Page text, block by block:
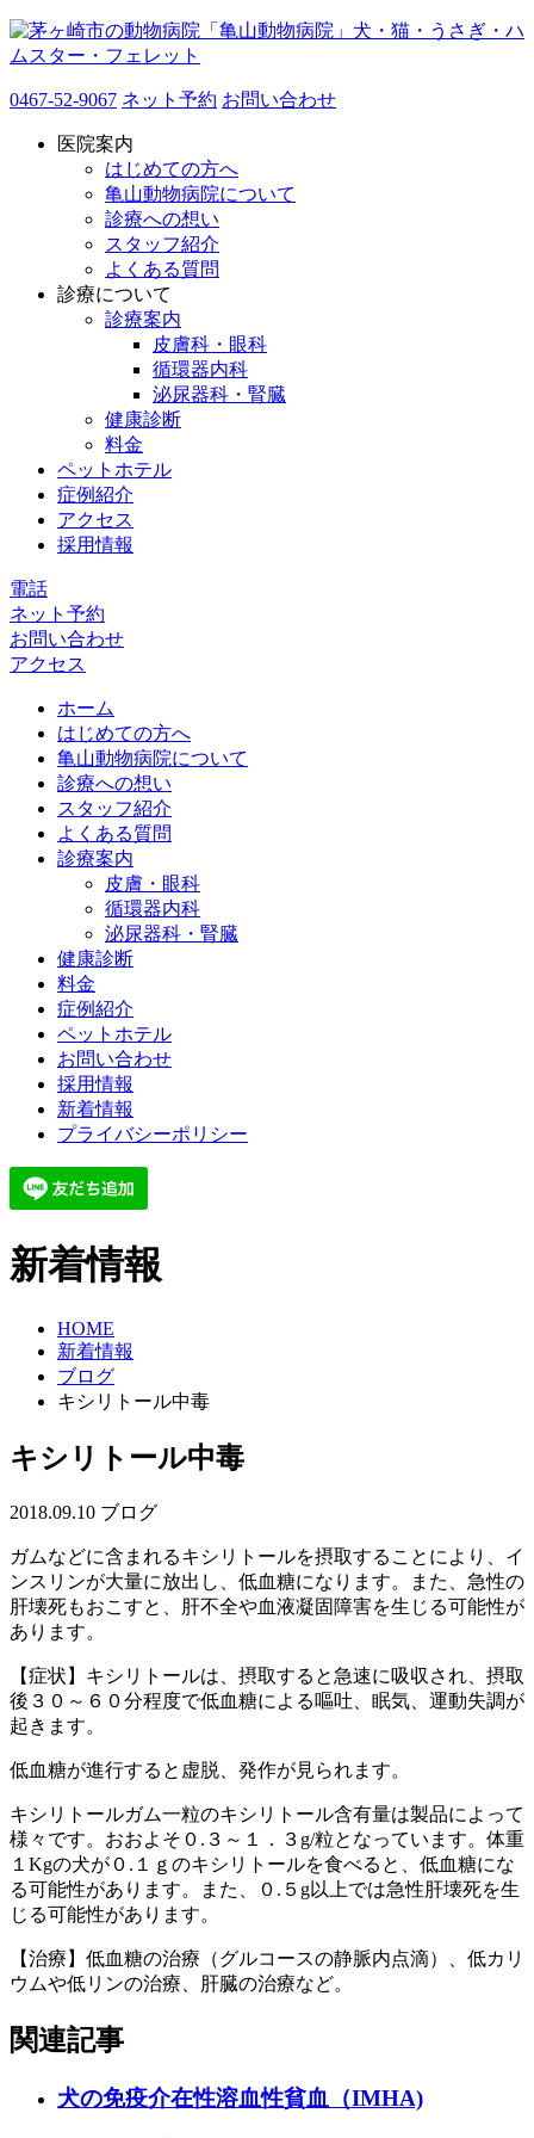
0467-52-9067 ネット予約 お問い合わせ
医院案内
はじめての方へ
亀山動物病院について
診療への想い
スタッフ紹介
よくある質問
診療について
診療案内
皮膚科・眼科
循環器内科
泌尿器科・腎臓
健康診断
料金
ペットホテル
症例紹介
アクセス
採用情報
電話
ネット予約
お問い合わせ
アクセス
ホーム
はじめての方へ
亀山動物病院について
診療への想い
スタッフ紹介
よくある質問
診療案内
皮膚・眼科
循環器内科
泌尿器科・腎臓
健康診断
料金
症例紹介
ペットホテル
お問い合わせ
採用情報
新着情報
プライバシーポリシー
新着情報
HOME
新着情報
ブログ
キシリトール中毒
キシリトール中毒
2018.09.10 ブログ
ガムなどに含まれるキシリトールを摂取することにより、イ
ンスリンが大量に放出し、低血糖になります。また、急性の
肝壊死もおこすと、肝不全や血液凝固障害を生じる可能性が
あります。
【症状】キシリトールは、摂取すると急速に吸収され、摂取
後３０～６０分程度で低血糖による嘔吐、眠気、運動失調が
起きます。
低血糖が進行すると虚脱、発作が見られます。
キシリトールガム一粒のキシリトール含有量は製品によって
様々です。おおよそ０.３～１．３g/粒となっています。体重
１Kgの犬が０.１ｇのキシリトールを食べると、低血糖にな
る可能性があります。また、０.５g以上では急性肝壊死を生
じる可能性があります。
【治療】低血糖の治療（グルコースの静脈内点滴）、低カリ
ウムや低リンの治療、肝臓の治療など。
関連記事
犬の免疫介在性溶血性貧血（IMHA)